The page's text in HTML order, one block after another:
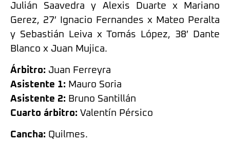
Julián Saavedra y Alexis Duarte x Mariano
Gerez, 27′ Ignacio Fernandes x Mateo Peralta
y Sebastián Leiva x Tomás López, 38′ Dante
Blanco x Juan Mujica.
Árbitro: Juan Ferreyra
Asistente 1: Mauro Soria
Asistente 2: Bruno Santillán
Cuarto árbitro: Valentín Pérsico
Cancha: Quilmes.